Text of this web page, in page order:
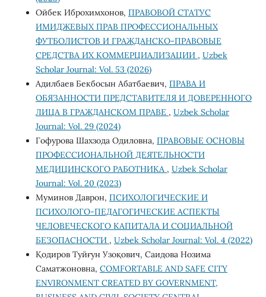
Ойбек Иброхимхонов, ПРАВОВОЙ СТАТУС
ИМИДЖЕВЫХ ПРАВ ПРОФЕССИОНАЛЬНЫХ
ФУТБОЛИСТОВ И ГРАЖДАНСКО-ПРАВОВЫЕ
СРЕДСТВА ИХ КОММЕРЦИАЛИЗАЦИИ , Uzbek
Scholar Journal: Vol. 53 (2026)
Адилбаев Бекбосын Абатбаевич, ПРАВА И
ОБЯЗАННОСТИ ПРЕДСТАВИТЕЛЯ И ДОВЕРЕННОГО
ЛИЦА В ГРАЖДАНСКОМ ПРАВЕ , Uzbek Scholar
Journal: Vol. 29 (2024)
Гофурова Шахзода Одиловна, ПРАВОВЫЕ ОСНОВЫ
ПРОФЕССИОНАЛЬНОЙ ДЕЯТЕЛЬНОСТИ
МЕДИЦИНСКОГО РАБОТНИКА , Uzbek Scholar
Journal: Vol. 20 (2023)
Муминов Даврон, ПСИХОЛОГИЧЕСКИЕ И
ПСИХОЛОГО-ПЕДАГОГИЧЕСКИЕ АСПЕКТЫ
ЧЕЛОВЕЧЕСКОГО КАПИТАЛА И СОЦИАЛЬНОЙ
БЕЗОПАСНОСТИ , Uzbek Scholar Journal: Vol. 4 (2022)
Қодиров Туйғун Узоқович, Саидова Нозима
Саматжоновна, COMFORTABLE AND SAFE CITY
ENVIRONMENT CREATED BY GOVERNMENT,